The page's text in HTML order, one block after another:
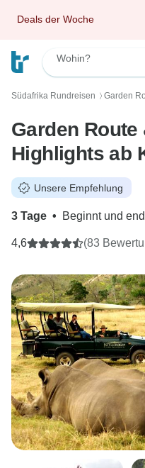
Deals der Woche
Wohin?
Südafrika Rundreisen 〉 Garden
Garden Route
Highlights ab
Unsere Empfehlung
3 Tage • Beginnt und
4,6 (83